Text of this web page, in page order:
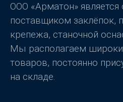
ООО «Арматон»
поставщиком заклёпок,
крепежа, станочной
Мы располагаем
товаров, постоянно
на складе.